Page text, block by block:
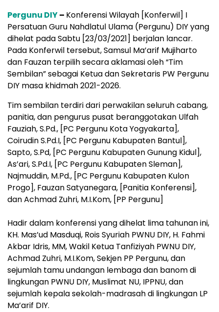
Pergunu DIY– Konferensi Wilayah [Konferwil] I
Persatuan Guru Nahdlatul Ulama (Pergunu) DIY yang
dihelat pada Sabtu [23/03/2021] berjalan lancar.
Pada Konferwil tersebut, Samsul Ma’arif Mujiharto
dan Fauzan terpilih secara aklamasi oleh “Tim
Sembilan” sebagai Ketua dan Sekretaris PW Pergunu
DIY masa khidmah 2021-2026.
Tim sembilan terdiri dari perwakilan seluruh cabang,
panitia, dan pengurus pusat beranggotakan Ulfah
Fauziah, S.Pd., [PC Pergunu Kota Yogyakarta],
Coirudin S.Pd.I, [PC Pergunu Kabupaten Bantul],
Sapto, S.Pd, [PC Pergunu Kabupaten Gunung Kidul],
As’ari, S.Pd.I, [PC Pergunu Kabupaten Sleman],
Najmuddin, M.Pd., [PC Pergunu Kabupaten Kulon
Progo], Fauzan Satyanegara, [Panitia Konferensi],
dan Achmad Zuhri, M.I.Kom, [PP Pergunu]
Hadir dalam konferensi yang dihelat lima tahunan ini,
KH. Mas’ud Masduqi, Rois Syuriah PWNU DIY, H. Fahmi
Akbar Idris, MM, Wakil Ketua Tanfiziyah PWNU DIY,
Achmad Zuhri, M.I.Kom, Sekjen PP Pergunu, dan
sejumlah tamu undangan lembaga dan banom di
lingkungan PWNU DIY, Muslimat NU, IPPNU, dan
sejumlah kepala sekolah-madrasah di lingkungan LP
Ma’arif DIY.